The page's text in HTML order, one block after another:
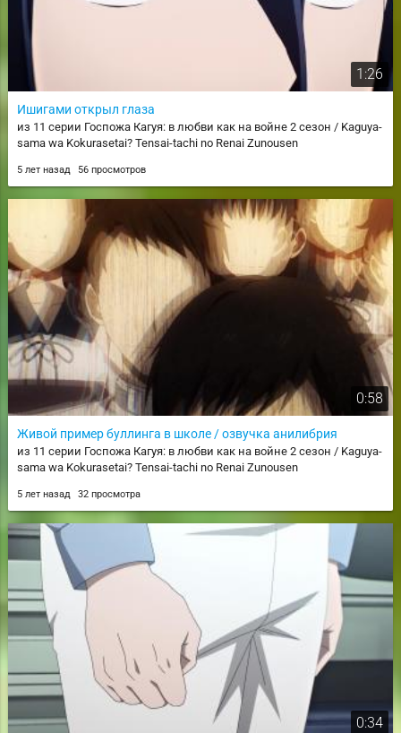
1:26
Ишигами открыл глаза
из 11 серии Госпожа Кагуя: в любви как на войне 2 сезон / Kaguya-
sama wa Kokurasetai? Tensai-tachi no Renai Zunousen
5 лет назад 56 просмотров
0:58
Живой пример буллинга в школе / озвучка анилибрия
из 11 серии Госпожа Кагуя: в любви как на войне 2 сезон / Kaguya-
sama wa Kokurasetai? Tensai-tachi no Renai Zunousen
5 лет назад 32 просмотра
0:34